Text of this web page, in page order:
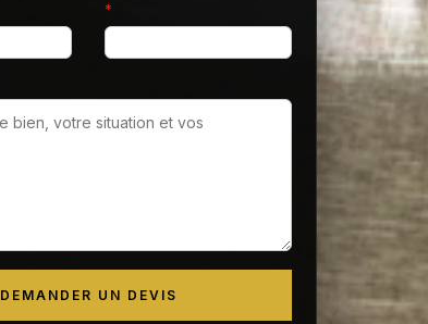
*
DEMANDER UN DEVIS